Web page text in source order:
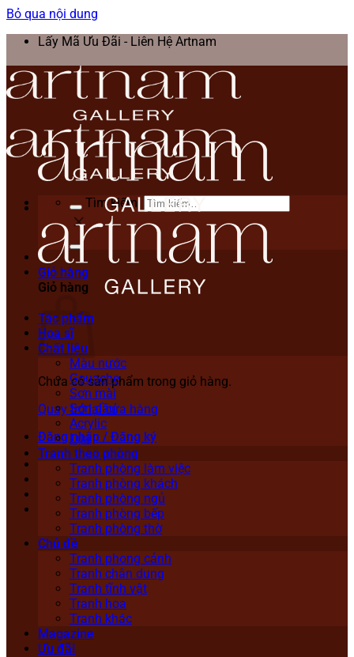
Bỏ qua nội dung
Lấy Mã Ưu Đãi - Liên Hệ Artnam
Tìm kiếm:
Giỏ hàng
Giỏ hàng
Chưa có sản phẩm trong giỏ hàng.
Quay trở lại cửa hàng
Đăng nhập / Đăng ký
Tác phẩm
Họa sĩ
Chất liệu
Màu nước
Gouache
Sơn mài
Sơn dầu
Acrylic
Lụa
Tranh theo phòng
Tranh phòng làm việc
Tranh phòng khách
Tranh phòng ngủ
Tranh phòng bếp
Tranh phòng thờ
Chủ đề
Tranh phong cảnh
Tranh chân dung
Tranh tĩnh vật
Tranh hoa
Tranh khác
Magazine
Ưu đãi